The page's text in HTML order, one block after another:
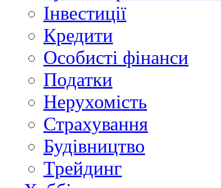
Інвестиції
Кредити
Особисті фінанси
Податки
Нерухомість
Страхування
Будівництво
Трейдинг